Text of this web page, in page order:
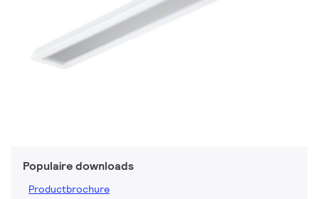
Populaire downloads
Productbrochure